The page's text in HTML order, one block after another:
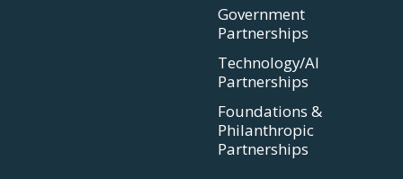
Government
Partnerships
Technology/AI
Partnerships
Foundations &
Philanthropic
Partnerships